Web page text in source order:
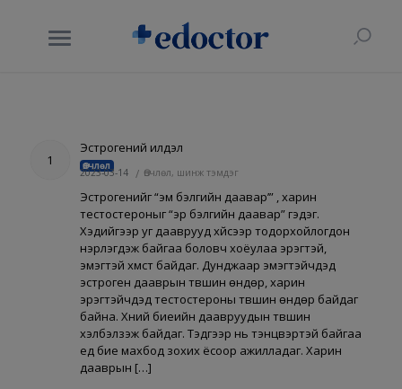
1
Эстрогений илүүдэл
Өвчлөл
2023-03-14 / Өвчлөл, шинж тэмдэг
Эстрогенийг “эм бэлгийн даавар’” , харин
тестостероныг “эр бэлгийн даавар” гэдэг.
Хэдийгээр уг дааврууд хүйсээр тодорхойлогдон
нэрлэгдэж байгаа боловч хоёулаа эрэгтэй,
эмэгтэй хүмүүст байдаг. Дунджаар эмэгтэйчүүдэд
эстроген дааврын түвшин өндөр, харин
эрэгтэйчүүдэд тестостероны түвшин өндөр байдаг
байна. Хүний биеийн даавруудын түвшин
хэлбэлзэж байдаг. Тэдгээр нь тэнцвэртэй байгаа
үед бие махбод зохих ёсоор ажилладаг. Харин
дааврын […]